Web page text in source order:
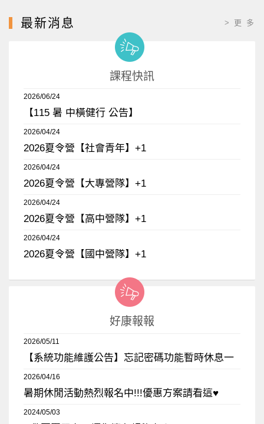
最新消息 > 更 多
課程快訊
2026/06/24
【115 暑 中橫健行 公告】
2026/04/24
2026夏令營【社會青年】+1
2026/04/24
2026夏令營【大專營隊】+1
2026/04/24
2026夏令營【高中營隊】+1
2026/04/24
2026夏令營【國中營隊】+1
好康報報
2026/05/11
【系統功能維護公告】忘記密碼功能暫時休息一
2026/04/16
暑期休閒活動熱烈報名中!!!優惠方案請看這♥️
2024/05/03